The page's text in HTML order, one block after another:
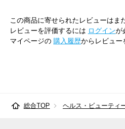
この商品に寄せられたレビューはま
レビューを評価するには ログインが
マイページの 購入履歴からレビュー
総合TOP ヘルス・ビューティ